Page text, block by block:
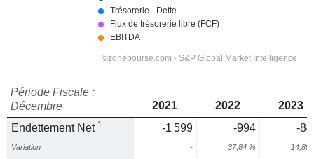
Période Fiscale :
Décembre
2021 2022
2023
Endettement Net 1 -1 599 -994 -
Variation - 37,84 % 14,89